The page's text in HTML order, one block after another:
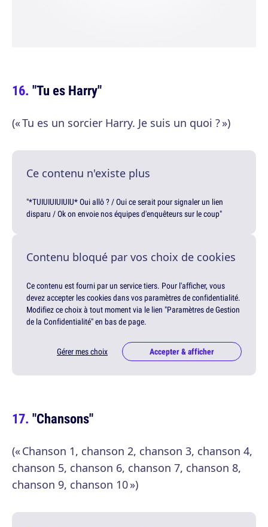
"Tu es Harry"
(« Tu es un sorcier Harry. Je suis un quoi ? »)
Ce contenu n'existe plus
"*TUIUIUIUIUIU* Oui allô ? / Oui ce serait pour signaler un lien
disparu / Ok on envoie nos équipes d'enquêteurs sur le coup"
Contenu bloqué par vos choix de cookies
Ce contenu est fourni par un service tiers. Pour l'afficher, vous
devez accepter les cookies dans vos paramètres de confidentialité.
Modifiez ce choix à tout moment via le lien "Paramètres de Gestion
de la Confidentialité" en bas de page.
Gérer mes choix Accepter & afficher
"Chansons"
(« Chanson 1, chanson 2, chanson 3, chanson 4,
chanson 5, chanson 6, chanson 7, chanson 8,
chanson 9, chanson 10 »)